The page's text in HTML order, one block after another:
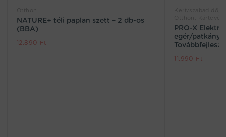
NATURE+ téli paplan szett – 2 db-os
(BBA)
12.890 Ft
PRO-X
egér/
11.990 Ft